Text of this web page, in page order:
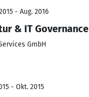
- Aug. 2016
& IT Governance
GmbH
- Okt. 2015